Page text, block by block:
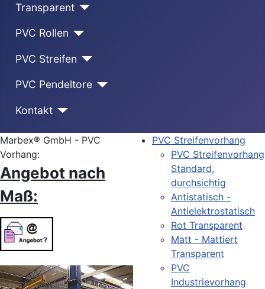
Transparent
PVC Rollen
PVC Streifen
PVC Pendeltore
Kontakt
Marbex® GmbH - PVC
Vorhang:
Angebot nach
Maß:
PVC Streifenvorhang
PVC Streifenvorhang
Standard,
durchsichtig
Antistatisch -
Antielektrostatisch
Rot Transparent
Matt - Mattiert
Transparent
PVC
Industrievorhang